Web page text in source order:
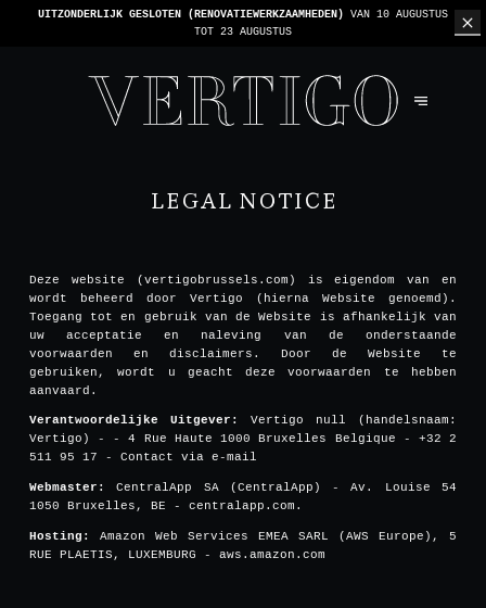
UITZONDERLIJK GESLOTEN (RENOVATIEWERKZAAMHEDEN) VAN 10 AUGUSTUS
TOT 23 AUGUSTUS
LEGAL NOTICE
Deze website (vertigobrussels.com) is eigendom van en
wordt beheerd door Vertigo (hierna Website genoemd).
Toegang tot en gebruik van de Website is afhankelijk van
uw acceptatie en naleving van de onderstaande
voorwaarden en disclaimers. Door de Website te
gebruiken, wordt u geacht deze voorwaarden te hebben
aanvaard.
Verantwoordelijke Uitgever:
Vertigo null (handelsnaam:
Vertigo) - - 4 Rue Haute 1000 Bruxelles Belgique - +32 2
511 95 17 - Contact via e-mail
Webmaster:CentralApp SA (CentralApp) - Av. Louise 54
1050 Bruxelles, BE - centralapp.com.
Hosting: Amazon Web Services EMEA SARL (AWS Europe), 5
RUE PLAETIS, LUXEMBURG - aws.amazon.com